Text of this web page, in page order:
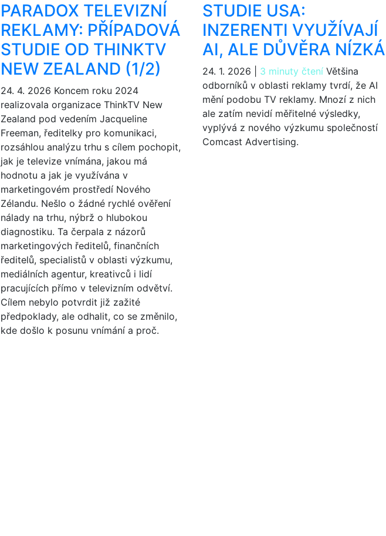
PARADOX TELEVIZNÍ
REKLAMY: PŘÍPADOVÁ
STUDIE OD THINKTV
NEW ZEALAND (1/2)
24. 4. 2026 Koncem roku 2024
realizovala organizace ThinkTV New
Zealand pod vedením Jacqueline
Freeman, ředitelky pro komunikaci,
rozsáhlou analýzu trhu s cílem pochopit,
jak je televize vnímána, jakou má
hodnotu a jak je využívána v
marketingovém prostředí Nového
Zélandu. Nešlo o žádné rychlé ověření
nálady na trhu, nýbrž o hlubokou
diagnostiku. Ta čerpala z názorů
marketingových ředitelů, finančních
ředitelů, specialistů v oblasti výzkumu,
mediálních agentur, kreativců i lidí
pracujících přímo v televizním odvětví.
Cílem nebylo potvrdit již zažité
předpoklady, ale odhalit, co se změnilo,
kde došlo k posunu vnímání a proč.
STUDIE USA:
INZERENTI VYUŽÍVAJÍ
AI, ALE DŮVĚRA NÍZKÁ
24. 1. 2026 3 minuty čteníVětšina
odborníků v oblasti reklamy tvrdí, že AI
mění podobu TV reklamy. Mnozí z nich
ale zatím nevidí měřitelné výsledky,
vyplývá z nového výzkumu společností
Comcast Advertising.